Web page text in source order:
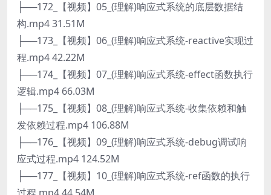
├──172_【视频】05_(理解)响应式系统的底层数据结
构.mp4 31.51M
├──173_【视频】06_(理解)响应式系统-reactive实现过
程.mp4 42.22M
├──174_【视频】07_(理解)响应式系统-effect函数执行
逻辑.mp4 66.03M
├──175_【视频】08_(理解)响应式系统-收集依赖和触
发依赖过程.mp4 106.88M
├──176_【视频】09_(理解)响应式系统-debug调试响
应式过程.mp4 124.52M
├──177_【视频】10_(理解)响应式系统-ref函数的执行